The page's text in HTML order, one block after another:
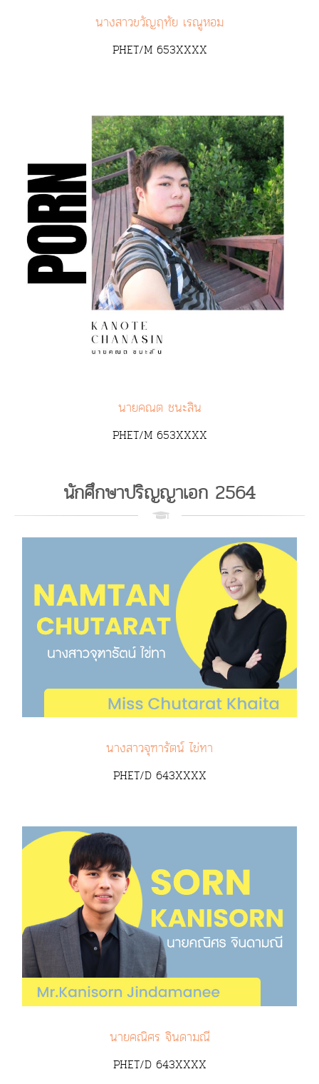
นางสาวขวัญฤทัย เรณูหอม
PHET/M 653XXXX
นายคณต ชนะสิน
PHET/M 653XXXX
นักศึกษาปริญญาเอก 2564
นางสาวจุฑารัตน์ ไข่ทา
PHET/D 643XXXX
นายคณิศร จินดามณี
PHET/D 643XXXX